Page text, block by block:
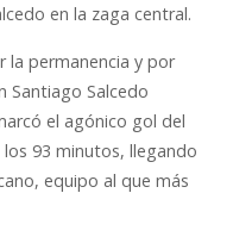
en la zaga central.
la permanencia y por
Santiago Salcedo
el agónico gol del
93 minutos, llegando
equipo al que más